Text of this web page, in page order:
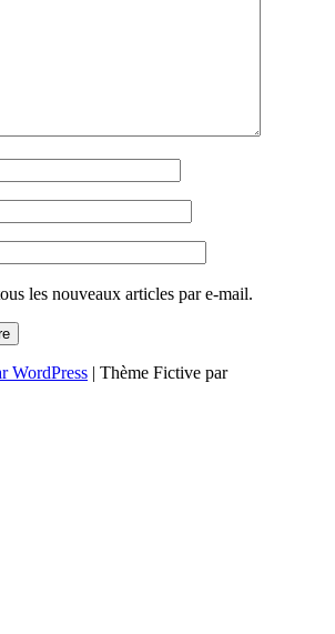
les nouveaux articles par e-mail.
WordPress | Thème Fictive par